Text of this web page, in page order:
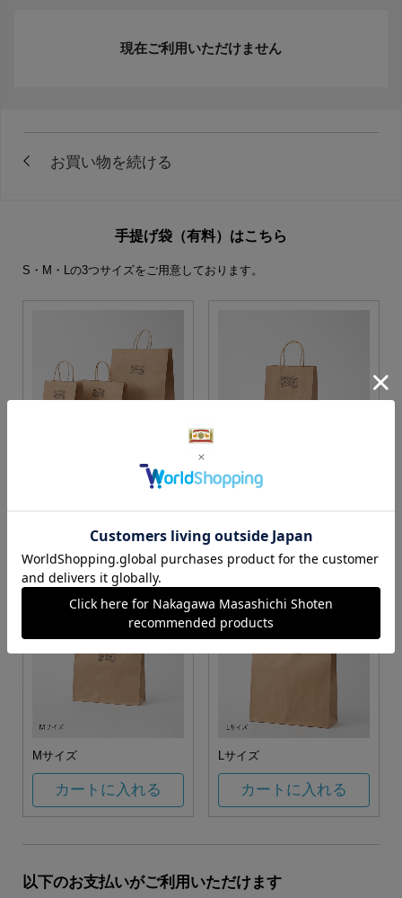
現在ご利用いただけません
手提げ袋（有料）はこちら
S・M・Lの3つサイズをご用意しております。
S・M・Lサイズより当店に
カートに入れる
Sサイズ
カートに入れる
Mサイズ
カートに入れる
Lサイズ
カートに入れる
以下のお支払いがご利用いただけます